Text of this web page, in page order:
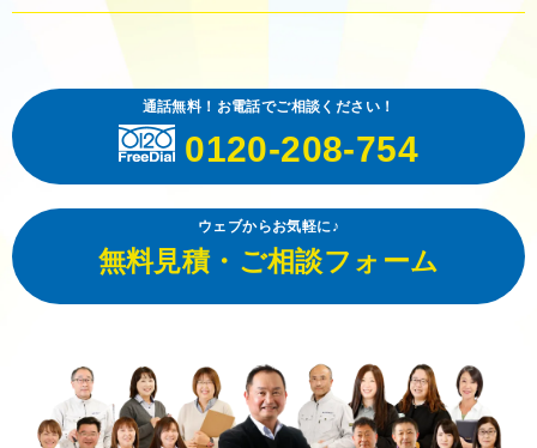
通話無料！お電話でご相談ください！
0120-208-754
ウェブからお気軽に♪
無料見積・ご相談フォーム